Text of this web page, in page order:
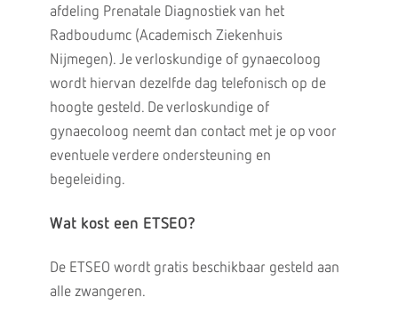
afdeling Prenatale Diagnostiek van het
Radboudumc (Academisch Ziekenhuis
Nijmegen). Je verloskundige of gynaecoloog
wordt hiervan dezelfde dag telefonisch op de
hoogte gesteld. De verloskundige of
gynaecoloog neemt dan contact met je op voor
eventuele verdere ondersteuning en
begeleiding.
Wat kost een ETSEO?
De ETSEO wordt gratis beschikbaar gesteld aan
alle zwangeren.